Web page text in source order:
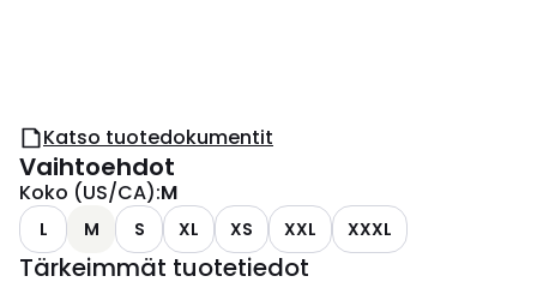
Katso tuotedokumentit
Vaihtoehdot
Koko (US/CA):M
L M S XL XS XXL XXXL
Tärkeimmät tuotetiedot